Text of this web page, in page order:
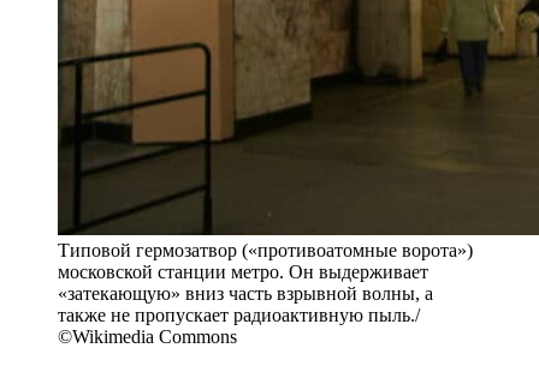
Типовой гермозатвор («противоатомные ворота»)
московской станции метро. Он выдерживает
«затекающую» вниз часть взрывной волны, а
также не пропускает радиоактивную пыль./
©Wikimedia Commons